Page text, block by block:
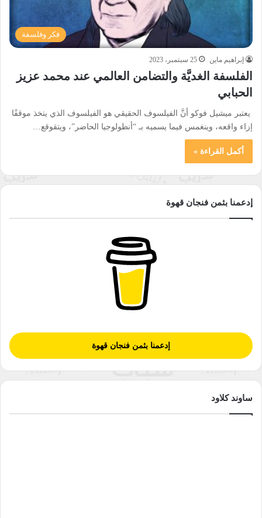
فكر وفلسفة
إبراهيم ماين 25 سبتمبر، 2023
الفلسفة الغديَّة والتضامن العالمي عند محمد عزيز
الحبابي
يعتبر ميشيل فوكو أنَّ الفيلسوف الحقيقي هو الفيلسوف الذي يتخذ موقفًا
إزاء واقعه، وينغمس فيما يسميه بـ “أنطولوجيا الحاضر”، ويتقوقع…
أكمل القراءة »
إدعمنا بثمن فنجان قهوة
إدعمنا بثمن فنجان قهوة
ساوند كلاود